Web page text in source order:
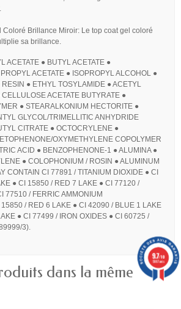
Coloré Brillance Miroir: Le top coat gel coloré
sa brillance.
ACETATE ● BUTYL ACETATE ●
ACETATE ● ISOPROPYL ALCOHOL ●
● ETHYL TOSYLAMIDE ● ACETYL
ACETATE BUTYRATE ●
● STEARALKONIUM HECTORITE ●
GLYCOL/TRIMELLITIC ANHYDRIDE
CITRATE ● OCTOCRYLENE ●
OXYMETHYLENE COPOLYMER
ACID ● BENZOPHENONE-1 ● ALUMINA ●
● COLOPHONIUM / ROSIN ● ALUMINUM
CONTAIN CI 77891 / TITANIUM DIOXIDE ● CI
● CI 15850 / RED 7 LAKE ● CI 77120 /
77510 / FERRIC AMMONIUM
/ RED 6 LAKE ● CI 42090 / BLUE 1 LAKE
● CI 77499 / IRON OXIDES ● CI 60725 /
3).
dans la même
9.7/10
5887 avis